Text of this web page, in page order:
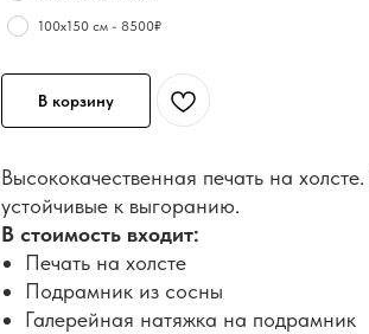
100х150 см - 8500₽
В корзину
Высококачественная печать на
устойчивые к выгоранию.
В стоимость входит:
Печать на холсте
Подрамник из сосны
Галерейная натяжка на подрамник